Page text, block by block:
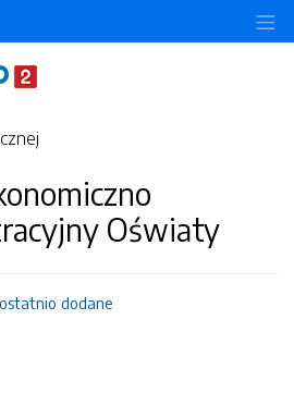
Oświaty
ostatnio dodane